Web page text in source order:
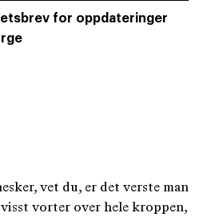
vet du, er det verste man
visst vorter over hele kroppen,
for oppdateringer